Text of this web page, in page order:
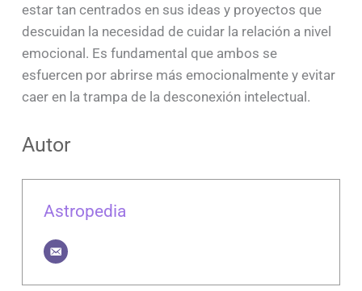
estar tan centrados en sus ideas y proyectos que
descuidan la necesidad de cuidar la relación a nivel
emocional. Es fundamental que ambos se
esfuercen por abrirse más emocionalmente y evitar
caer en la trampa de la desconexión intelectual.
Autor
Astropedia